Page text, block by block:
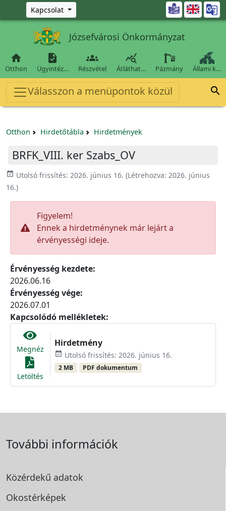
Ugrás a fő tartalomra
Kapcsolat 
Józsefvárosi Önkormányzat

Otthon

Ügyintéz…

Részvétel

Átláthat… Pázmány Állami k…
Válasszon a menüpontok közül 
Otthon Hirdetőtábla Hirdetmények
BRFK_VIII. ker Szabs_OV
event_available Utolsó frissítés: 2026. június 16. (Létrehozva: 2026. június
16.)
Figyelem!
Ennek a hirdetménynek már lejárt a
érvényességi ideje.
Érvényesség kezdete:
2026.06.16
Érvényesség vége:
2026.07.01
Kapcsolódó mellékletek:
Megnéz
Letöltés
Hirdetmény
event_available Utolsó frissítés: 2026. június 16.
2 MB PDF dokumentum
További információk
Közérdekű adatok
Okostérképek